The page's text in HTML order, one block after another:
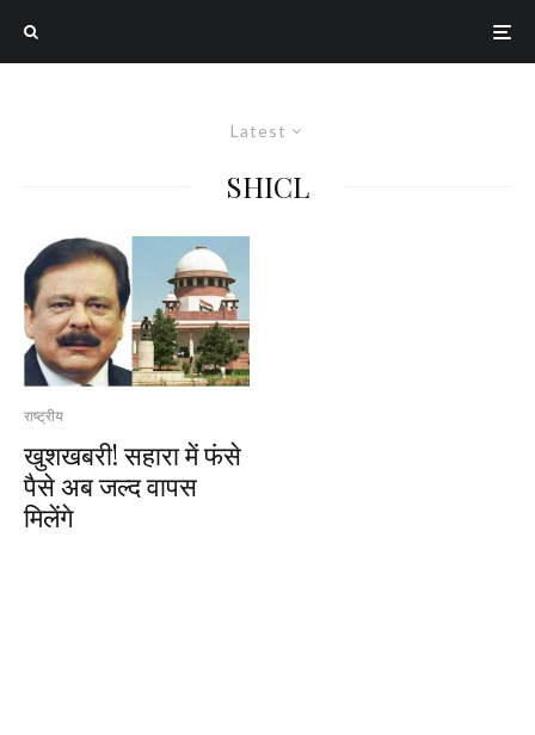
Latest
SHICL
राष्ट्रीय
खुशखबरी! सहारा में फंसे
पैसे अब जल्द वापस
मिलेंगे